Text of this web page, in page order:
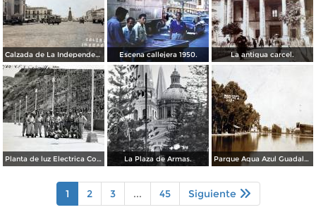
Calzada de La Independencia Guadalajara, Jalisco. ( Circulada el 10 de Febrero de 1931 ). Escena callejera 1950. La antigua carcel.
Planta de luz Electrica Colimilla. ( Fechada el 1 de Octubre de 1950 ). La Plaza de Armas. Parque Agua Azul Guadalajara, Jalisco.
1 2 3 ... 45 Siguiente